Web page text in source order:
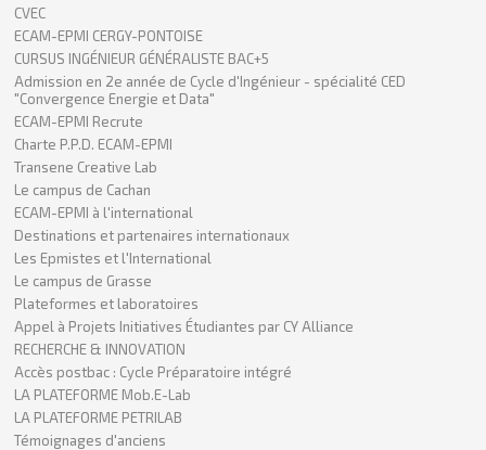
CVEC
ECAM-EPMI CERGY-PONTOISE
CURSUS INGÉNIEUR GÉNÉRALISTE BAC+5
Admission en 2e année de Cycle d'Ingénieur - spécialité CED
"Convergence Energie et Data"
ECAM-EPMI Recrute
Charte P.P.D. ECAM-EPMI
Transene Creative Lab
Le campus de Cachan
ECAM-EPMI à l'international
Destinations et partenaires internationaux
Les Epmistes et l'International
Le campus de Grasse
Plateformes et laboratoires
Appel à Projets Initiatives Étudiantes par CY Alliance
RECHERCHE & INNOVATION
Accès postbac : Cycle Préparatoire intégré
LA PLATEFORME Mob.E-Lab
LA PLATEFORME PETRILAB
Témoignages d'anciens